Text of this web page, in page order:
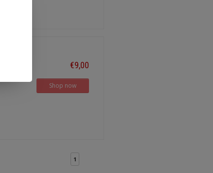
€9,00
Shop now
1